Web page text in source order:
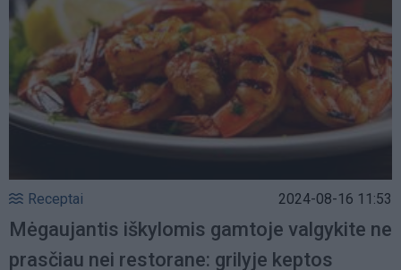
Receptai 2024-08-16 11:53
Mėgaujantis iškylomis gamtoje valgykite ne
prasčiau nei restorane: grilyje keptos